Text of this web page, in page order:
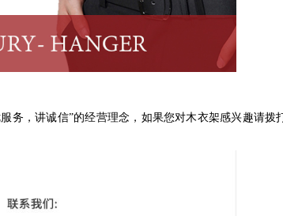
务，讲诚信”的经营理念，如果您对木衣架感兴趣请拨